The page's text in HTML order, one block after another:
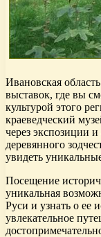
Ивановская
выставок, где вы
культурой этого
краеведческий
через экспозиции
деревянного
увидеть
Посещение
уникальная
Руси и узнать о ее
увлекательное